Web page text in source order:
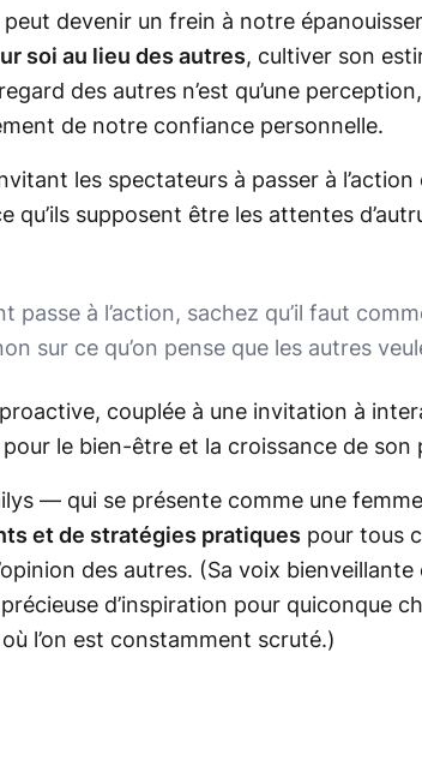
devenir un frein à notre
soi au lieu des autres, cultiver son
des autres n’est qu’une
de notre confiance personnelle.
les spectateurs à passer à
qu’ils supposent être les attentes
passe à l’action, sachez qu’il faut
sur ce qu’on pense que les autres
couplée à une invitation à
le bien-être et la croissance de son
— qui se présente comme une
et de stratégies pratiques pour tous
des autres. (Sa voix bienveillante
d’inspiration pour quiconque
l’on est constamment scruté.)